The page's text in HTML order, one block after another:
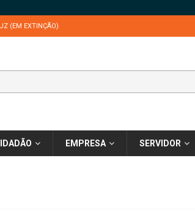
(EM EXTINÇÃO)
EMPRESA SERVIDOR